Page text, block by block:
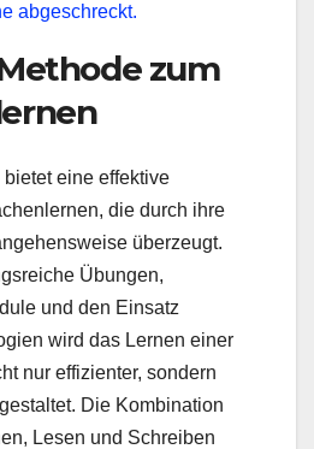
abgeschreckt.
zum
eine effektive
die durch ihre
überzeugt.
Übungen,
und den Einsatz
wird das Lernen einer
nur effizienter, sondern
Die Kombination
Lesen und Schreiben